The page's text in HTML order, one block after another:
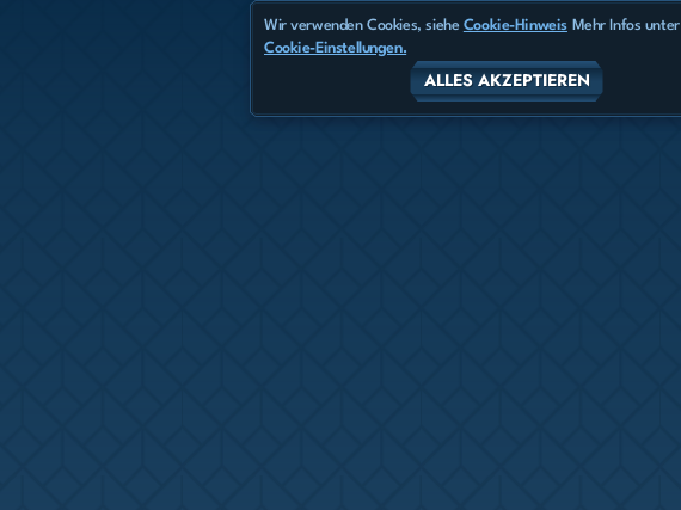
Wir verwenden Cookies, siehe Cookie-HinweisMehr Infos unter
Cookie-Einstellungen.
ALLES AKZEPTIEREN